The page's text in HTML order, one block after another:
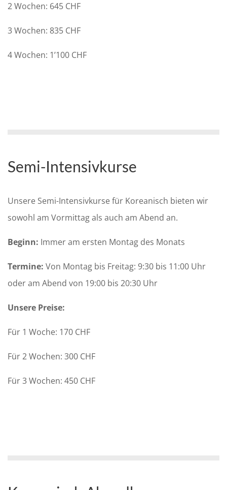
2 Wochen: 645 CHF
3 Wochen: 835 CHF
4 Wochen: 1’100 CHF
Semi-Intensivkurse
Unsere Semi-Intensivkurse für Koreanisch bieten wir
sowohl am Vormittag als auch am Abend an.
Beginn: Immer am ersten Montag des Monats
Termine: Von Montag bis Freitag: 9:30 bis 11:00 Uhr
oder am Abend von 19:00 bis 20:30 Uhr
Unsere Preise:
Für 1 Woche: 170 CHF
Für 2 Wochen: 300 CHF
Für 3 Wochen: 450 CHF